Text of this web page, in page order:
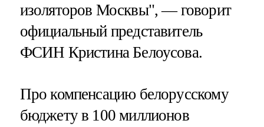
изоляторов Москвы", — говорит
официальный представитель
ФСИН Кристина Белоусова.
Про компенсацию белорусскому
бюджету в 100 миллионов